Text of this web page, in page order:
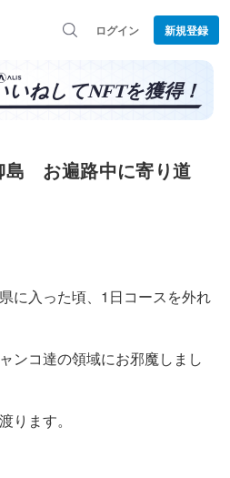
ログイン 新規登録
島 お遍路中に寄り道
に入った頃、1日コースを外れ
ンコ達の領域にお邪魔しまし
ります。